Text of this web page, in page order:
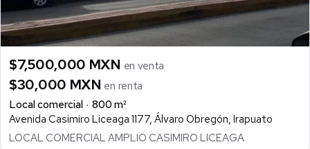
$7,500,000 MXN en venta
$30,000 MXN en renta
Local comercial
800 m²
Avenida Casimiro Liceaga 1177, Álvaro Obregón, Irapuato
LOCAL COMERCIAL AMPLIO CASIMIRO LICEAGA